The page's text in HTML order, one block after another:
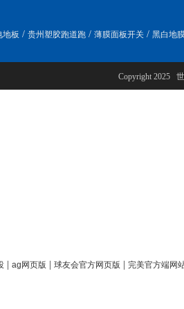
地板 / 贵州塑胶跑道跑 / 薄膜面板开关 / 黑白地
Copyright 2025
ag网页版 球友会官方网页版 完美官方端网